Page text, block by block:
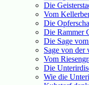
Die
Vom
Die
Die Rammer
Die Sage
Sage von der
Vom
Die
Wie die